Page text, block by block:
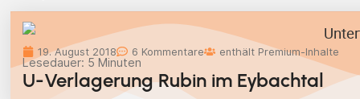
19. August 2018 6 Kommentare enthält Premium-Inhalte
Lesedauer: 5 Minuten
U-Verlagerung Rubin im Eybachtal